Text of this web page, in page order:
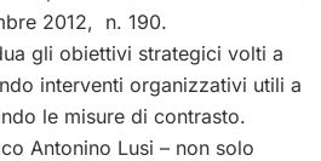
2012, n. 190.
gli obiettivi strategici volti a
interventi organizzativi utili a
le misure di contrasto.
Antonino Lusi – non solo